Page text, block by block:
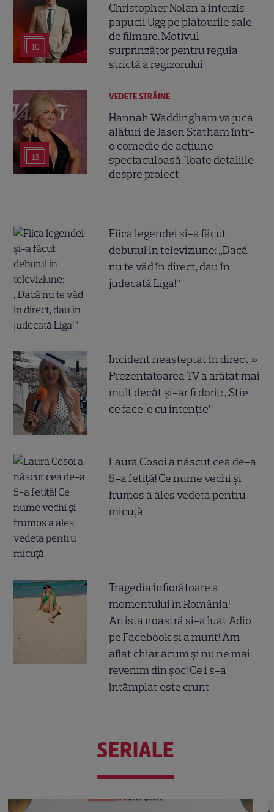
10
Christopher Nolan a interzis
papucii Ugg pe platourile sale
de filmare. Motivul
surprinzător pentru regula
strictă a regizorului
13
VEDETE STRĂINE
Hannah Waddingham va juca
alături de Jason Statham într-
o comedie de acțiune
spectaculoasă. Toate detaliile
despre proiect
Fiica legendei și-a făcut
debutul în televiziune: „Dacă
nu te văd în direct, dau în
judecată Liga!”
Incident neașteptat în direct »
Prezentatoarea TV a arătat mai
mult decât și-ar fi dorit: „Știe
ce face, e cu intenție”
Laura Cosoi a născut cea de-a
5-a fetiță! Ce nume vechi și
frumos a ales vedeta pentru
micuță
Tragedia înfiorătoare a
momentului în România!
Artista noastră și-a luat Adio
pe Facebook și a murit! Am
aflat chiar acum și nu ne mai
revenim din șoc! Ce i s-a
întâmplat este crunt
SERIALE